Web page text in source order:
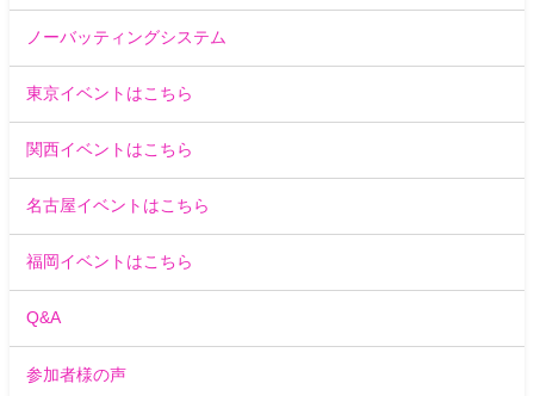
ノーバッティングシステム
東京イベントはこちら
関西イベントはこちら
名古屋イベントはこちら
福岡イベントはこちら
Q&A
参加者様の声